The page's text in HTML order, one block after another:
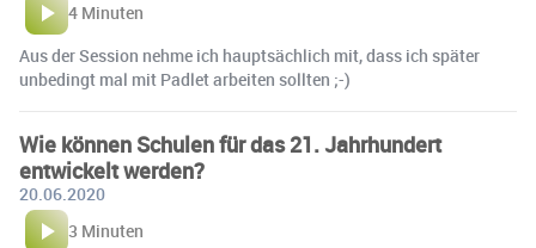
4 Minuten
Aus der Session nehme ich hauptsächlich mit, dass ich später
unbedingt mal mit Padlet arbeiten sollten ;-)
Wie können Schulen für das 21. Jahrhundert
entwickelt werden?
20.06.2020
3 Minuten